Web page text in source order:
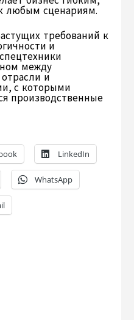
любым сценариям.
требований к
и
между
и
с которыми
производственные
LinkedIn
WhatsApp